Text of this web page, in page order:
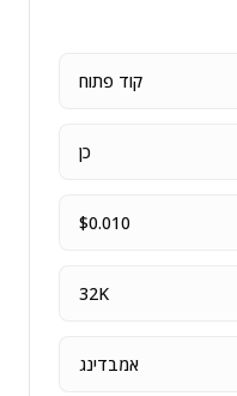
קוד פתוח
כן
$0.010
32K
אמבדינג